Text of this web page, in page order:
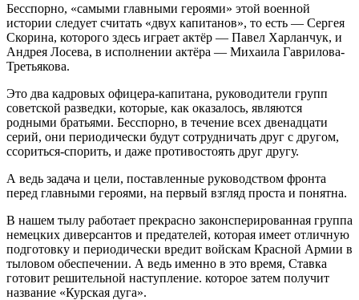
Бесспорно, «самыми главными героями» этой военной
истории следует считать «двух капитанов», то есть — Сергея
Скорина, которого здесь играет актёр — Павел Харланчук, и
Андрея Лосева, в исполнении актёра — Михаила Гаврилова-
Третьякова.
Это два кадровых офицера-капитана, руководители групп
советской разведки, которые, как оказалось, являются
родными братьями. Бесспорно, в течение всех двенадцати
серий, они периодически будут сотрудничать друг с другом,
ссориться-спорить, и даже противостоять друг другу.
А ведь задача и цели, поставленные руководством фронта
перед главными героями, на первый взгляд проста и понятна.
В нашем тылу работает прекрасно законсперированная группа
немецких диверсантов и предателей, которая имеет отличную
подготовку и периодически вредит войскам Красной Армии в
тыловом обеспечении. А ведь именно в это время, Ставка
готовит решительной наступление. которое затем получит
название «Курская дуга».